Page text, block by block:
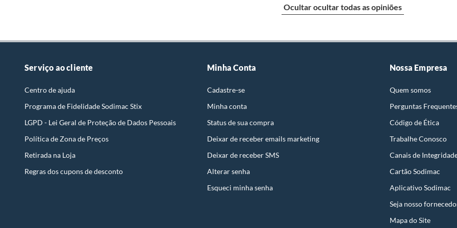
Ocultar ocultar todas as opiniões
Serviço ao cliente
Centro de ajuda
Programa de Fidelidade Sodimac Stix
LGPD - Lei Geral de Proteção de Dados Pessoais
Política de Zona de Preços
Retirada na Loja
Regras dos cupons de desconto
Minha Conta
Cadastre-se
Minha conta
Status de sua compra
Deixar de receber emails marketing
Deixar de receber SMS
Alterar senha
Esqueci minha senha
Nossa Empresa
Quem somos
Perguntas
Código de Ética
Trabalhe Conosco
Canais de
Cartão Sodimac
Aplicativo Sodimac
Seja nosso
Mapa do Site